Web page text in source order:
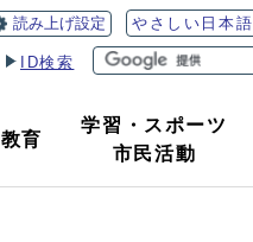
読み上げ設定 やさしい日本語
ID検索
教育
学習・スポーツ
市民活動